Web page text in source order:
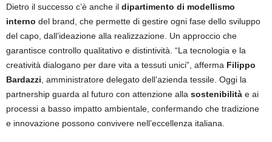
Dietro il successo c’è anche il dipartimento di modellismo
interno del brand, che permette di gestire ogni fase dello sviluppo
del capo, dall’ideazione alla realizzazione. Un approccio che
garantisce controllo qualitativo e distintività. “La tecnologia e la
creatività dialogano per dare vita a tessuti unici”, afferma Filippo
Bardazzi , amministratore delegato dell’azienda tessile. Oggi la
partnership guarda al futuro con attenzione alla sostenibilità e ai
processi a basso impatto ambientale, confermando che tradizione
e innovazione possono convivere nell’eccellenza italiana.